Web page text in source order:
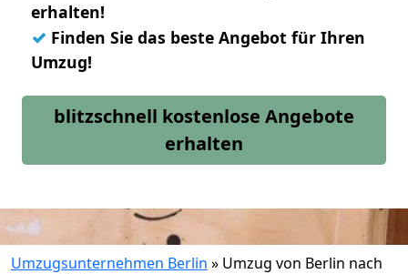
erhalten!
✓ Finden Sie das beste Angebot für Ihren
Umzug!
blitzschnell kostenlose Angebote
erhalten
Umzugsunternehmen Berlin » Umzug von Berlin nach